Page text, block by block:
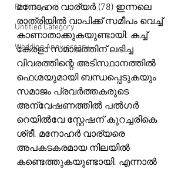
Birthdays
Untitled Category
Wedding Anniversary
മനോഹര വാര്യർ (78) ഇന്നലെ
രാത്രിയിൽ വാപിക്ക് സമീപം വെച്ച്
കാണാതാക്കുകയുണ്ടായി. കച്ച്
കേരളാ സമാജത്തിന് ലഭിച്ച
വിവരത്തിന്റെ അടിസ്ഥാനത്തിൽ
ഫെഗ്മയുമായി ബന്ധപ്പെടുകയും
സമാജം പ്രവർത്തകരുടെ
അന്വേഷണത്തിൽ പൽഗർ
റെയിൽവേ സ്റ്റേഷന് കുറച്ചരികെ
ശ്രീ. മനോഹർ വാര്യരെ
അപകടകരമായ നിലയിൽ
കണ്ടെത്തുകയുണ്ടായി. എന്നാൽ